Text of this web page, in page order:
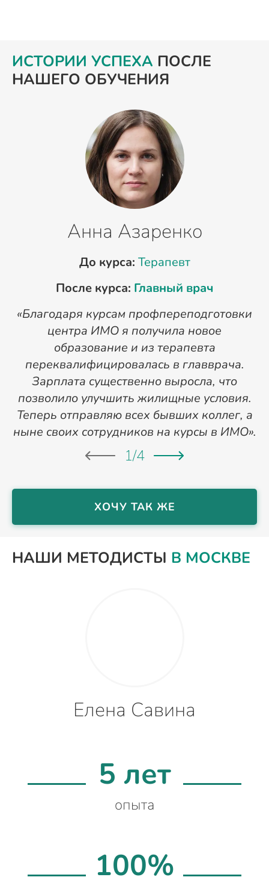
ИСТОРИИ УСПЕХА ПОСЛЕ
НАШЕГО ОБУЧЕНИЯ
Анна Азаренко
До курса: Терапевт
После курса: Главный врач
«Благодаря курсам профпереподготовки
центра ИМО я получила новое
образование и из терапевта
переквалифицировалась в главврача.
Зарплата существенно выросла, что
позволило улучшить жилищные условия.
Теперь отправляю всех бывших коллег, а
ныне своих сотрудников на курсы в ИМО».
1/4
ХОЧУ ТАК ЖЕ
НАШИ МЕТОДИСТЫ В МОСКВЕ
Елена Савина
5 лет
опыта
100%